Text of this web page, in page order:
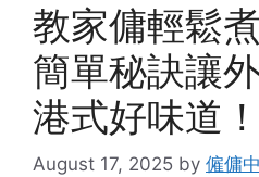
教家傭輕鬆
簡單秘訣讓
港式好味道
August 17, 2025 by 僱傭